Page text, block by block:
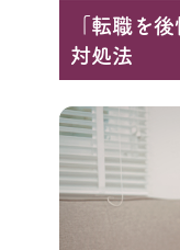
「転職を
対処法